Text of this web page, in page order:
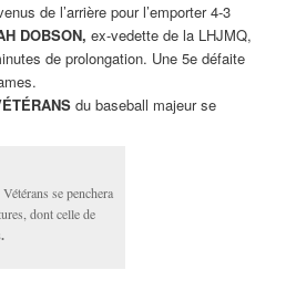
de l’arrière pour l’emporter 4-3
DOBSON, ex-vedette de la LHJMQ,
de prolongation. Une 5e défaite
du baseball majeur se
se penchera
dont celle de